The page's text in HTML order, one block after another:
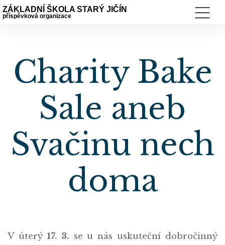
ZÁKLADNÍ ŠKOLA STARÝ JIČÍN
příspěvková organizace
Charity Bake
Sale aneb
Svačinu nech
doma
V úterý 17. 3. se u nás uskuteční dobročinný